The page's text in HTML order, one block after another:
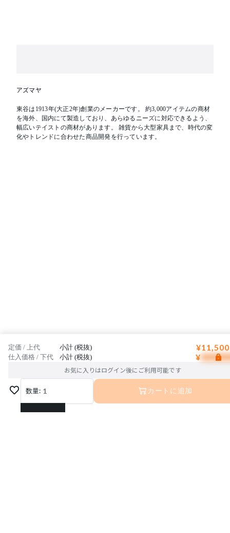
アズマヤ
東谷は1913年(大正2年)創業のメーカーです。 約3,000アイテムの商材
を海外、国内にて製造しており、あらゆるニーズに対応できるよう、
幅広いテイストの商材があります。 雑貨から大型家具まで、時代の変
化やトレンドに合わせた商品開発を行っています。
定価 / 上代 小計 (税抜)
仕入価格 / 下代 小計 (税抜) ¥
お気に入りはログイン後にご利用可能です
数量: 1
1
カートに追加